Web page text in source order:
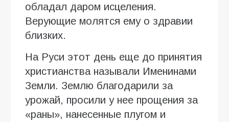
обладал даром исцеления.
Верующие молятся ему о здравии
близких.
На Руси этот день еще до принятия
христианства называли Именинами
Земли. Землю благодарили за
урожай, просили у нее прощения за
«раны», нанесенные плугом и